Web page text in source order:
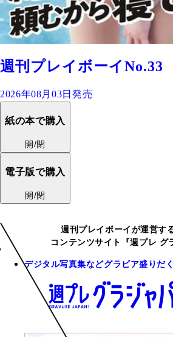
週刊プレイボーイNo.33
2026年08月03日発売
紙の本で購入
開/閉
電子版で購入
開/閉
週刊プレイボーイが運営す
コンテンツサイト『週プレ グ
デジタル写真集などグラビア盛りだ